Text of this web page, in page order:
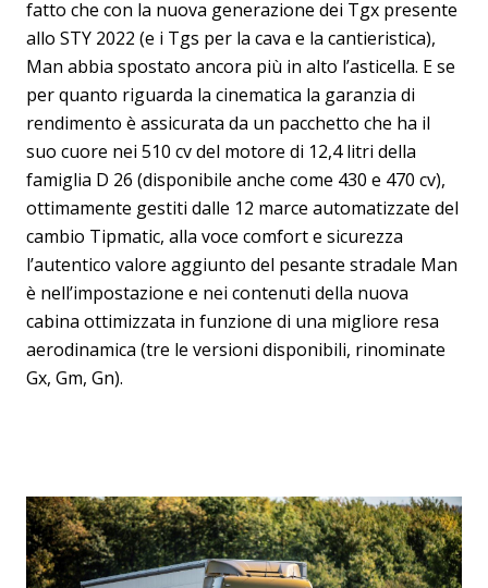
fatto che con la nuova generazione dei Tgx presente
allo STY 2022 (e i Tgs per la cava e la cantieristica),
Man abbia spostato ancora più in alto l’asticella. E se
per quanto riguarda la cinematica la garanzia di
rendimento è assicurata da un pacchetto che ha il
suo cuore nei 510 cv del motore di 12,4 litri della
famiglia D 26 (disponibile anche come 430 e 470 cv),
ottimamente gestiti dalle 12 marce automatizzate del
cambio Tipmatic, alla voce comfort e sicurezza
l’autentico valore aggiunto del pesante stradale Man
è nell’impostazione e nei contenuti della nuova
cabina ottimizzata in funzione di una migliore resa
aerodinamica (tre le versioni disponibili, rinominate
Gx, Gm, Gn).